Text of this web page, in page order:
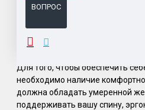
ВОПРОС
ОПИСАНИЕ
Для того, чтобы обеспечить
необходимо наличие
должна обладать умеренной
поддерживать вашу спину,